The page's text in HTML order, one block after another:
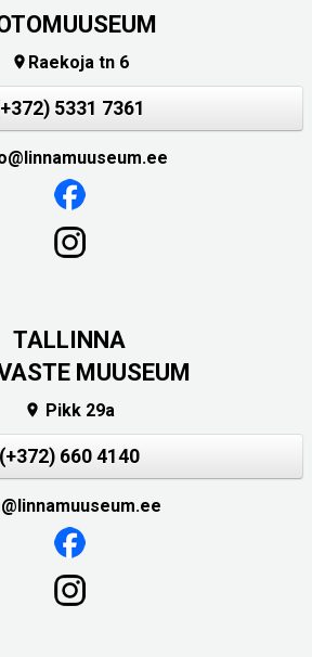
 Raekoja tn 6
5331 7361
TALLINNA
MUUSEUM
 Pikk 29a
(+372) 660 4140